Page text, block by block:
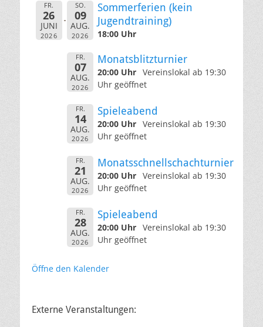
FR.
26
JUNI
2026
SO.
09
AUG.
2026
Sommerferien (kein
Jugendtraining)
18:00 Uhr
FR.
07
AUG.
2026
Monatsblitzturnier
20:00 Uhr Vereinslokal ab 19:30
Uhr geöffnet
FR.
14
AUG.
2026
Spieleabend
20:00 Uhr Vereinslokal ab 19:30
Uhr geöffnet
FR.
21
AUG.
2026
Monatsschnellschachturnier
20:00 Uhr Vereinslokal ab 19:30
Uhr geöffnet
FR.
28
AUG.
2026
Spieleabend
20:00 Uhr Vereinslokal ab 19:30
Uhr geöffnet
Öffne den Kalender
Externe Veranstaltungen: